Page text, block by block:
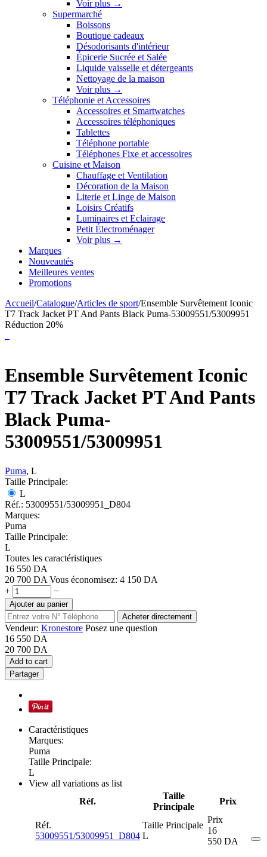
Voir plus →
Supermarché
Boissons
Boutique cadeaux
Désodorisants d'intérieur
Épicerie Sucrée et Salée
Liquide vaisselle et détergeants
Nettoyage de la maison
Voir plus →
Téléphonie et Accessoires
Accessoires et Smartwatches
Accessoires téléphoniques
Tablettes
Téléphone portable
Téléphones Fixe et accessoires
Cuisine et Maison
Chauffage et Ventilation
Décoration de la Maison
Literie et Linge de Maison
Loisirs Créatifs
Luminaires et Eclairage
Petit Électroménager
Voir plus →
Marques
Nouveautés
Meilleures ventes
Promotions
Accueil/Catalogue/Articles de sport/Ensemble Survêtement Iconic
T7 Track Jacket PT And Pants Black Puma-53009551/53009951
Réduction 20%
Ensemble Survêtement Iconic
T7 Track Jacket PT And Pants
Black Puma-
53009551/53009951
Puma, L
Taille Principale:
L
Réf.: 53009551/53009951_D804
Marques:
Puma
Taille Principale:
L
Toutes les caractéristiques
16 550 DA
20 700 DA Vous économisez: 4 150 DA
+
−
Ajouter au panier
Acheter directement
Vendeur: Kronestore Posez une question
16 550 DA
20 700 DA
Add to cart
Partager
Caractéristiques
Marques:
Puma
Taille Principale:
L
View all variations as list
Réf.
Taille
Principale
Prix
Réf.
53009551/53009951_D804
Taille Principale
L
Prix
16
550 DA